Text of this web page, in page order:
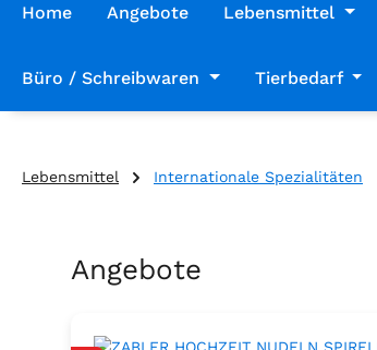
Home Angebote Lebensmittel
Büro / Schreibwaren Tierbedarf
Lebensmittel Internationale Spezialitäten
Produktgalerie überspringen
Angebote